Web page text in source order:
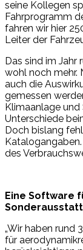
seine Kollegen
Fahrprogramm
fahren wir hier
Leiter der
Das sind im Jahr
wohl noch mehr.
auch die
gemessen
Klimaanlage und
Unterschiede
Doch bislang
des
Eine Software
„Wir haben rund
für